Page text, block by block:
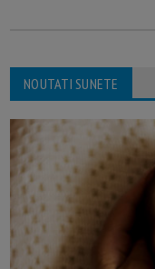
NOUTATI SUNETE